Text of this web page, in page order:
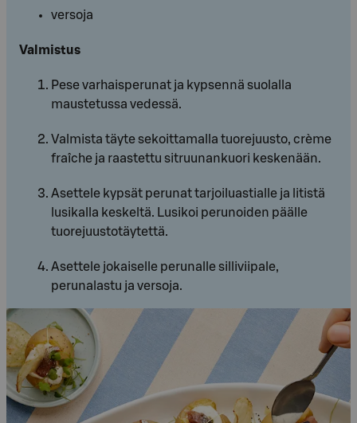
versoja
Valmistus
Pese varhaisperunat ja kypsennä suolalla
maustetussa vedessä.
Valmista täyte sekoittamalla tuorejuusto, crème
fraîche ja raastettu sitruunankuori keskenään.
Asettele kypsät perunat tarjoiluastialle ja litistä
lusikalla keskeltä. Lusikoi perunoiden päälle
tuorejuustotäytettä.
Asettele jokaiselle perunalle silliviipale,
perunalastu ja versoja.